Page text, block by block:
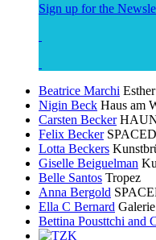
Sign up for the
Beatrice Marchi
Nigin Beck Haus am
Carsten Becker
Felix Becker
Lotta Beckers
Giselle Beiguelman
Belle Santos Tropez
Anna Bergold
Ella C Bernard
Bettina Pousttchi and